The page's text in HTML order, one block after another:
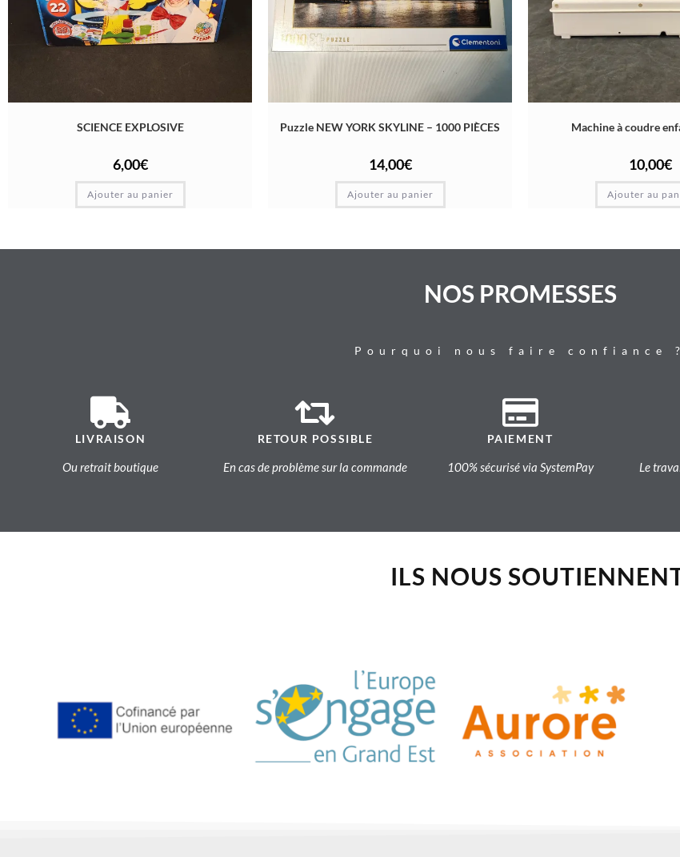
SCIENCE EXPLOSIVE
6,00€
Ajouter au panier
Puzzle NEW YORK SKYLINE – 1000 PIÈCES
14,00€
Ajouter au panier
Machine à coudre
10,00€
Ajouter au
NOS PROMESSES
Pourquoi nous faire confiance ?
LIVRAISON
Ou retrait boutique
RETOUR POSSIBLE
En cas de problème sur la commande
PAIEMENT
100% sécurisé via SystemPay Le
ILS NOUS